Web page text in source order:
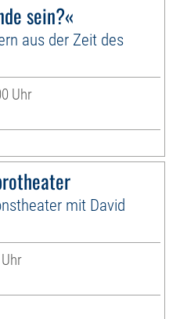
sein?«
aus der Zeit des
Uhr
mit David